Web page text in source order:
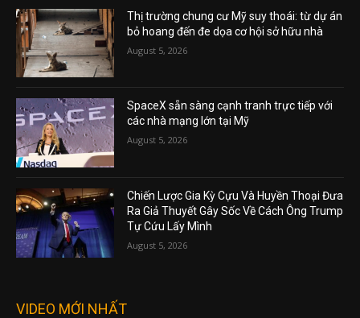
Thị trường chung cư Mỹ suy thoái: từ dự án
bỏ hoang đến đe dọa cơ hội sở hữu nhà
August 5, 2026
SpaceX sẵn sàng cạnh tranh trực tiếp với
các nhà mạng lớn tại Mỹ
August 5, 2026
Chiến Lược Gia Kỳ Cựu Và Huyền Thoại Đưa
Ra Giả Thuyết Gây Sốc Về Cách Ông Trump
Tự Cứu Lấy Mình
August 5, 2026
VIDEO MỚI NHẤT